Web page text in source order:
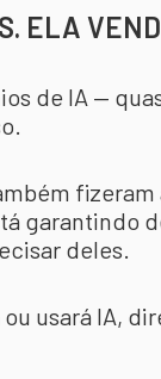
ELA
de IA —
garantindo
deles.
ou usará IA,